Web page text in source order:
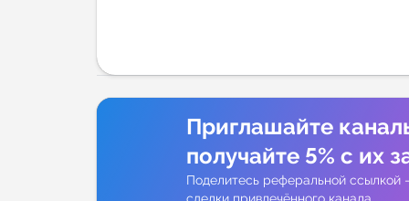
Приглашайте
получайте 5% с их
Поделитесь реферальной ссылкой